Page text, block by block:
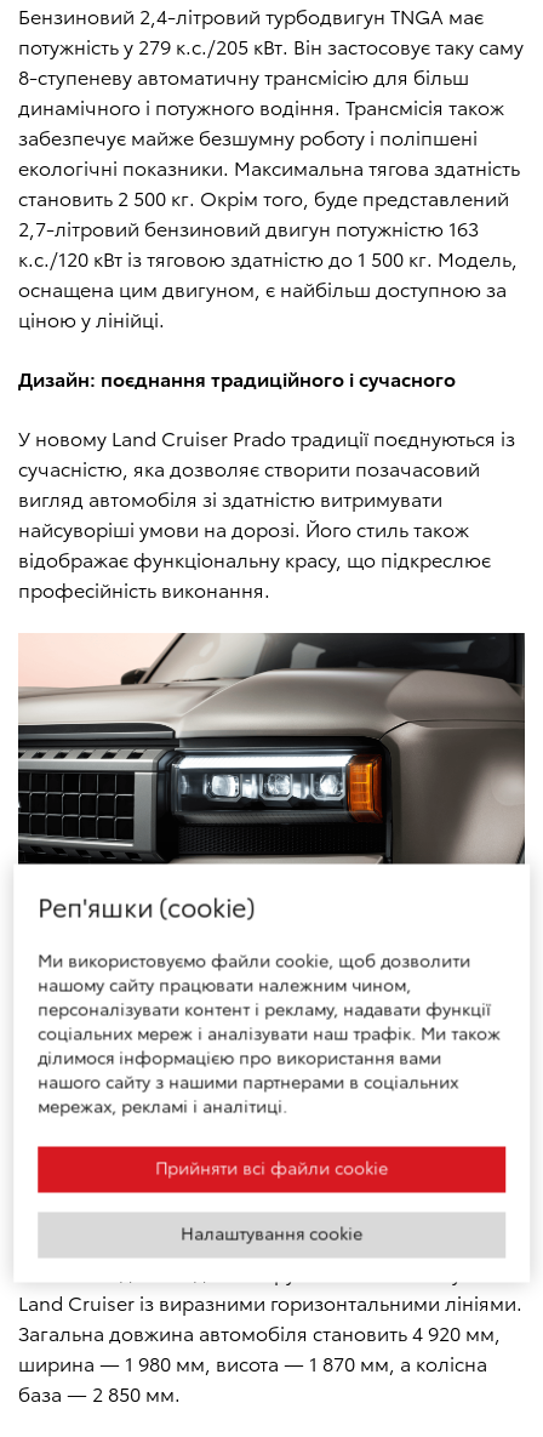
Бензиновий 2,4-літровий турбодвигун TNGA має
потужність у 279 к.с./205 кВт. Він застосовує таку саму
8-ступеневу автоматичну трансмісію для більш
динамічного і потужного водіння. Трансмісія також
забезпечує майже безшумну роботу і поліпшені
екологічні показники. Максимальна тягова здатність
становить 2 500 кг. Окрім того, буде представлений
2,7-літровий бензиновий двигун потужністю 163
к.с./120 кВт із тяговою здатністю до 1 500 кг. Модель,
оснащена цим двигуном, є найбільш доступною за
ціною у лінійці.
Дизайн: поєднання традиційного і сучасного
У новому Land Cruiser Prado традиції поєднуються із
сучасністю, яка дозволяє створити позачасовий
вигляд автомобіля зі здатністю витримувати
найсуворіші умови на дорозі. Його стиль також
відображає функціональну красу, що підкреслює
професійність виконання.
Міцність конструкції автомобіля виражає таку якість
нового Land Cruiser, як «повернення до витоків».
Модель є надпрактичною завдяки підходу, де
форма слідує за функціями. Позашляхові
можливості посилюються коротшими звисами,
скульптурованими кутами і звуженою нижньою
частиною кузова. Деталі кузова розроблені таким
чином, щоб їх можна було легко замінити у разі
пошкодження.
Land Cruiser із виразними горизонтальними лініями.
Загальна довжина автомобіля становить 4 920 мм,
ширина — 1 980 мм, висота — 1 870 мм, а колісна
база — 2 850 мм.
Реп'яшки (cookie)
Ми використовуємо файли cookie, щоб дозволити
нашому сайту працювати належним чином,
персоналізувати контент і рекламу, надавати функції
соціальних мереж і аналізувати наш трафік. Ми також
ділимося інформацією про використання вами
нашого сайту з нашими партнерами в соціальних
мережах, рекламі і аналітиці.
Прийняти всі файли сookie
Налаштування cookie